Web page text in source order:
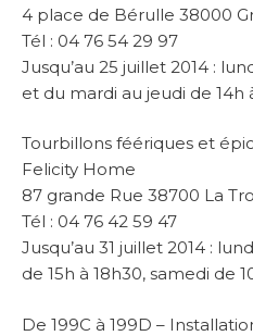
4 place de Bérulle 38000
Tél : 04 76 54 29 97
Jusqu’au 25 juillet 2014 :
et du mardi au jeudi de 14h
Tourbillons féériques et
Felicity Home
87 grande Rue 38700 La
Tél : 04 76 42 59 47
Jusqu’au 31 juillet 2014 :
de 15h à 18h30, samedi de
De 199C à 199D –